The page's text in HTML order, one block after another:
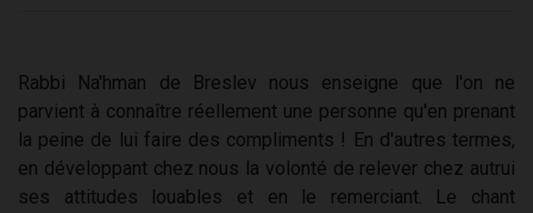
Rabbi Na'hman de Breslev nous enseigne que l'on ne
parvient à connaître réellement une personne qu'en prenant
la peine de lui faire des compliments ! En d'autres termes,
en développant chez nous la volonté de relever chez autrui
ses attitudes louables et en le remerciant. Le chant